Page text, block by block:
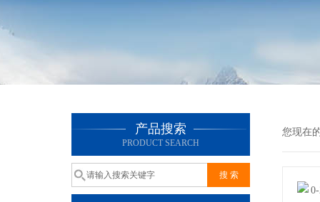
产品搜索
PRODUCT SEARCH
您现在